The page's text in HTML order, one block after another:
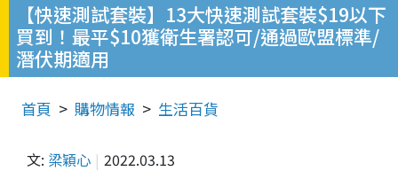
【快速測試套裝】13大快速測試套裝$19以下
買到！最平$10獲衛生署認可/通過歐盟標準/
潛伏期適用
首頁 購物情報 生活百貨
文: 梁穎心 2022.03.13